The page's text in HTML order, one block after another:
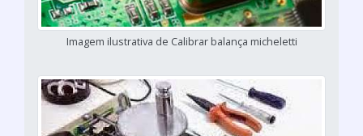
Imagem ilustrativa de Calibrar balança micheletti